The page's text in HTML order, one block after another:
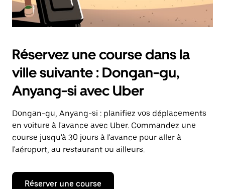
Réservez une course dans la
ville suivante : Dongan-gu,
Anyang-si avec Uber
Dongan-gu, Anyang-si : planifiez vos déplacements
en voiture à l'avance avec Uber. Commandez une
course jusqu'à 30 jours à l'avance pour aller à
l'aéroport, au restaurant ou ailleurs.
Réserver une course